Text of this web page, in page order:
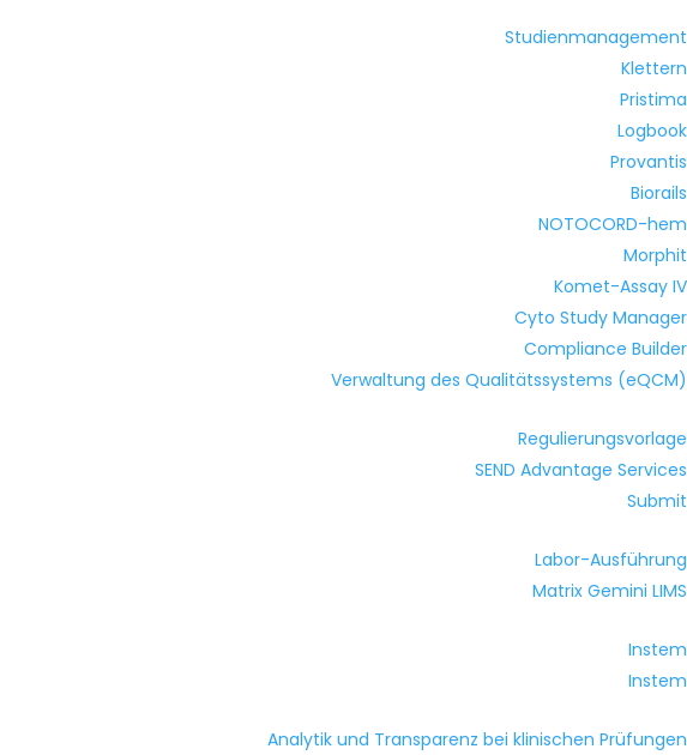
Studienmanagement
Klettern
Pristima
Logbook
Provantis
Biorails
NOTOCORD-hem
Morphit
Komet-Assay IV
Cyto Study Manager
Compliance Builder
Verwaltung des Qualitätssystems (eQCM)
Regulierungsvorlage
SEND Advantage Services
Submit
Labor-Ausführung
Matrix Gemini LIMS
Instem
Instem
Analytik und Transparenz bei klinischen Prüfungen